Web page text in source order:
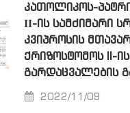
ᲙᲐᲗᲝᲚᲘᲙᲝᲡ-
ΙΙ-ᲘᲡ ᲡᲐᲛᲫᲘᲛᲐᲠᲘ
ᲙᲕᲘᲞᲠᲝᲡᲘᲡ
ᲥᲠᲘᲖᲝᲡᲢᲝᲛᲝᲡ II-ᲘᲡ
ᲒᲐᲠᲓᲐᲪᲕᲐᲚᲔᲑᲘᲡ
2022/11/09